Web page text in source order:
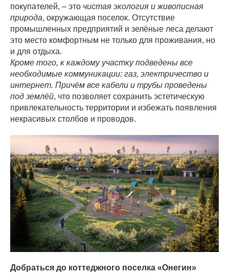
покупателей, – это чистая экология и живописная
природа, окружающая поселок. Отсутствие
промышленных предприятий и зелёные леса делают
это место комфортным не только для проживания, но
и для отдыха.
Кроме того, к каждому участку подведены все
необходимые коммуникации: газ, электричество и
интернет. Причём все кабели и трубы проведены
под землёй, что позволяет сохранить эстетическую
привлекательность территории и избежать появления
некрасивых столбов и проводов.
Добраться до коттеджного поселка «Онегин»